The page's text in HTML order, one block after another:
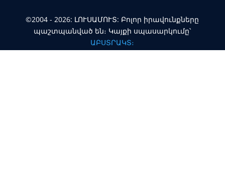
©2004 - 2026: ԼՈՒՍԱՄՈՒՏ: Բոլոր իրավունքները
պաշտպանված են։ Կայքի սպասարկումը՝
ԱԲՍՏՐԱԿՏ։